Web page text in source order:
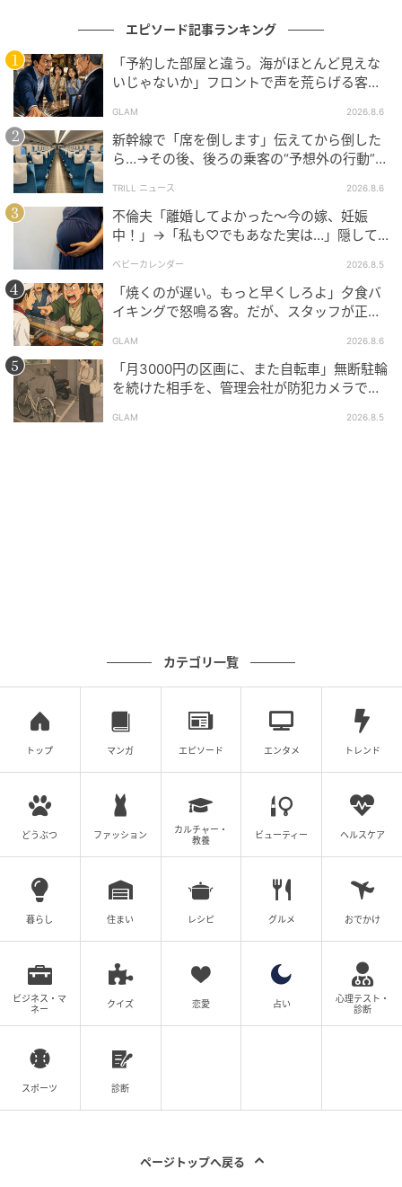
理解するきっかけにもなるのだと実感しました。
夫の突然の退職も含めて、すべてが順調ではないから
こそ、話し合いを重ねることで築けた関係がありま
す。あの出来事を乗り越えた今、その都度話し合える
日常を幸せだと感じるようになりました。
著者：桜井萌／30代女性・京都府在住。看護師として
ICUや透析室での勤務を経験後、WEB制作会社勤務を
経て、現在はフリーランスのWEBデザイナーとして活
動している。趣味は音楽。
※ベビーカレンダーが独自に実施したアンケートで集
めた読者様の体験談をもとに記事化しています（回答
時期：2026年1月）
※AI生成画像を使用しています
ムーンカレンダー編集室では、女性の体を知って、毎
ベビーカレンダー
ベビーカレンダーは妊娠・出産・育児の情報サイト
索、おでかけ情報、離乳食レシピまで。月間利用者1
の記事をもっとみる
エピソード記事ランキング
「予約した部屋と違う。海がほとんど見えな
いじゃないか」フロントで声を荒らげる客。
GLAM 2026.8.6
新幹線で「席を倒します」伝えてから倒した
ら…→その後、後ろの乗客の“予想外の行動”に
TRILL ニュース 2026.8.6
不倫夫「離婚してよかった〜今の嫁、妊娠
中！」→「私も♡でもあなた実は…」隠して
ベビーカレンダー 2026.8.5
「焼くのが遅い。もっと早くしろよ」夕食バ
イキングで怒鳴る客。だが、スタッフが正論
GLAM 2026.8.6
「月3000円の区画に、また自転車」無断駐輪
を続けた相手を、管理会社が防犯カメラで特
GLAM 2026.8.5
カテゴリ一覧
トップ マンガ エピソード エンタメ トレンド
どうぶつ ファッション
カルチャー・
教養
ビューティー ヘルスケア
暮らし 住まい レシピ グルメ おでかけ
ビジネス・マ
ネー
クイズ 恋愛 占い
心理テスト・
診断
スポーツ 診断
ページトップへ戻る